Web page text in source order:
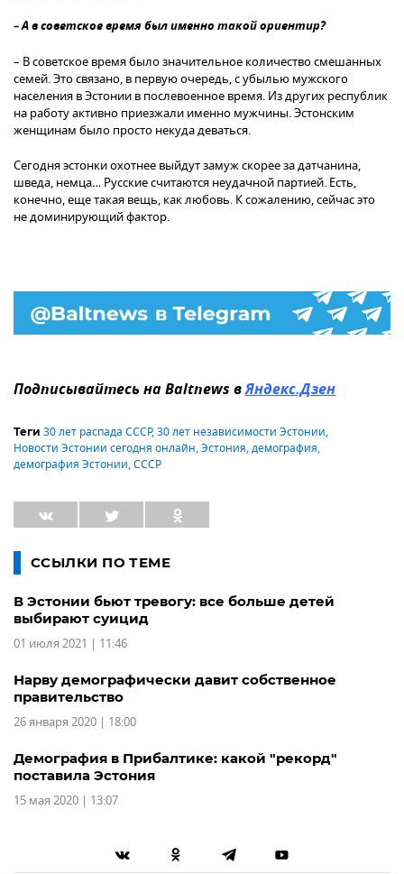
– А в советское время был именно такой ориентир?
– В советское время было значительное количество смешанных
семей. Это связано, в первую очередь, с убылью мужского
населения в Эстонии в послевоенное время. Из других республик
на работу активно приезжали именно мужчины. Эстонским
женщинам было просто некуда деваться.
Сегодня эстонки охотнее выйдут замуж скорее за датчанина,
шведа, немца… Русские считаются неудачной партией. Есть,
конечно, еще такая вещь, как любовь. К сожалению, сейчас это
не доминирующий фактор.
Подписывайтесь на Baltnews вЯндекс.Дзен
Теги 30 лет распада СССР,30 лет независимости Эстонии,
Новости Эстонии сегодня онлайн,Эстония,демография,
демография Эстонии,СССР
ССЫЛКИ ПО ТЕМЕ
В Эстонии бьют тревогу: все больше детей
выбирают суицид
01 июля 2021 | 11:46
Нарву демографически давит собственное
правительство
26 января 2020 | 18:00
Демография в Прибалтике: какой "рекорд"
поставила Эстония
15 мая 2020 | 13:07